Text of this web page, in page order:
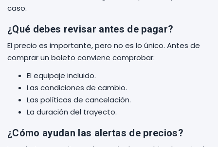
caso.
¿Qué debes revisar antes de pagar?
El precio es importante, pero no es lo único. Antes de
comprar un boleto conviene comprobar:
El equipaje incluido.
Las condiciones de cambio.
Las políticas de cancelación.
La duración del trayecto.
¿Cómo ayudan las alertas de precios?